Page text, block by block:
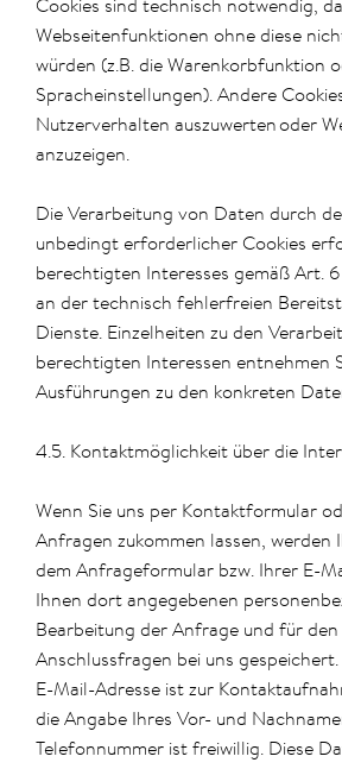
Cookies sind technisch notwendig,
Webseitenfunktionen ohne diese
würden (z.B. die Warenkorbfunktion
Spracheinstellungen). Andere
Nutzerverhalten auszuwerten oder
anzuzeigen.
Die Verarbeitung von Daten durch
unbedingt erforderlicher Cookies
berechtigten Interesses gemäß Art.
an der technisch fehlerfreien
Dienste. Einzelheiten zu den
berechtigten Interessen entnehmen
Ausführungen zu den konkreten
4.5. Kontaktmöglichkeit über die
Wenn Sie uns per Kontaktformular
Anfragen zukommen lassen, werden
dem Anfrageformular bzw. Ihrer E-
Ihnen dort angegebenen
Bearbeitung der Anfrage und für den
Anschlussfragen bei uns
E-Mail-Adresse ist zur
die Angabe Ihres Vor- und
Telefonnummer ist freiwillig. Diese